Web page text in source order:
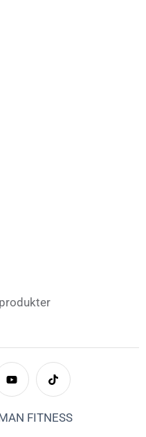
FITNESS